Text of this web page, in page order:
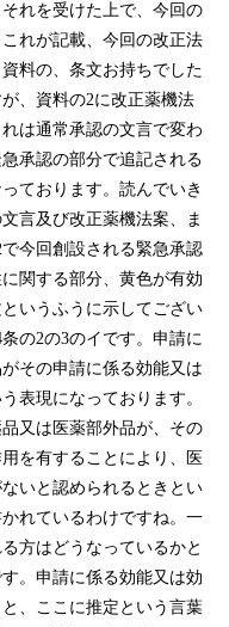
れを受けた上で、今回の
れが記載、今回の改正法
料の、条文お持ちでした
、資料の2に改正薬機法
は通常承認の文言で変わ
承認の部分で追記される
ております。読んでいき
言及び改正薬機法案、ま
今回創設される緊急承認
関する部分、黄色が有効
いうふうに示してござい
の2の3のイです。申請に
その申請に係る効能又は
表現になっております。
又は医薬部外品が、その
を有することにより、医
いと認められるときとい
れているわけですね。一
方はどうなっているかと
。申請に係る効能又は効
、ここに推定という言葉